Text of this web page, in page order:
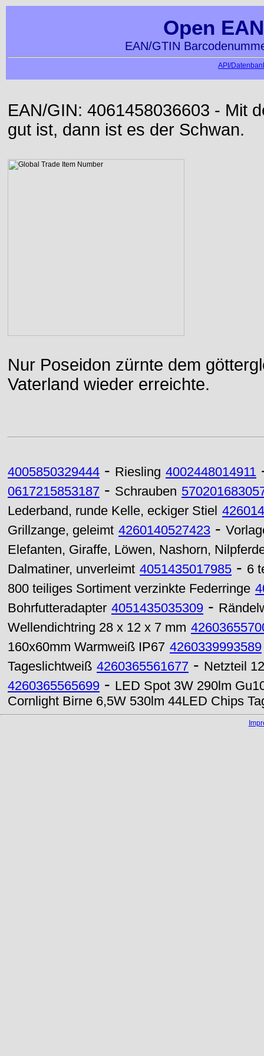
Open
EAN/GTIN
API/
EAN/GIN: 4061458036603 - Mit
gut ist, dann ist es der Schwan.
Nur Poseidon zürnte dem
Vaterland wieder erreichte.
4005850329444 - Riesling 4002448014911
0617215853187 - Schrauben
Lederband, runde Kelle, eckiger Stiel
Grillzange, geleimt 4260140527423 -
Elefanten, Giraffe, Löwen, Nashorn,
Dalmatiner, unverleimt 4051435017985 - 6
800 teiliges Sortiment verzinkte Federringe
Bohrfutteradapter 4051435035309 -
Wellendichtring 28 x 12 x 7 mm
160x60mm Warmweiß IP67 4260339993589
Tageslichtweiß 4260365561677 - Netzteil
4260365565699 - LED Spot 3W 290lm
Cornlight Birne 6,5W 530lm 44LED Chips